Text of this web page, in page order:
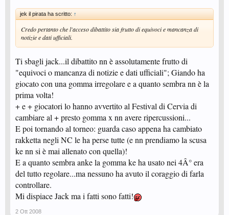
jek il pirata ha scritto: ↑
Credo pertanto che l'acceso dibattito sia frutto di equivoci e mancanza di
notizie e dati ufficiali.
Ti sbagli jack...il dibattito nn è assolutamente frutto di
"equivoci o mancanza di notizie e dati ufficiali"; Giando ha
giocato con una gomma irregolare e a quanto sembra nn è la
prima volta!
+ e + giocatori lo hanno avvertito al Festival di Cervia di
cambiare al + presto gomma x nn avere ripercussioni...
E poi tornando al torneo: guarda caso appena ha cambiato
rakketta negli NC le ha perse tutte (e nn prendiamo la scusa
ke nn si è mai allenato con quella)!
E a quanto sembra anke la gomma ke ha usato nei 4Â° era
del tutto regolare...ma nessuno ha avuto il coraggio di farla
controllare.
Mi dispiace Jack ma i fatti sono fatti!
2 Ott 2008